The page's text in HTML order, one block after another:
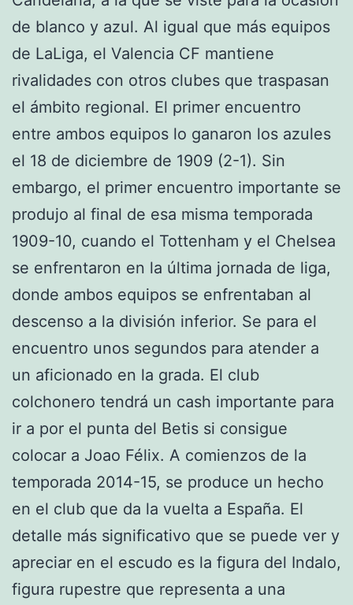
de blanco y azul. Al igual que más equipos
de LaLiga, el Valencia CF mantiene
rivalidades con otros clubes que traspasan
el ámbito regional. El primer encuentro
entre ambos equipos lo ganaron los azules
el 18 de diciembre de 1909 (2-1). Sin
embargo, el primer encuentro importante se
produjo al final de esa misma temporada
1909-10, cuando el Tottenham y el Chelsea
se enfrentaron en la última jornada de liga,
donde ambos equipos se enfrentaban al
descenso a la división inferior. Se para el
encuentro unos segundos para atender a
un aficionado en la grada. El club
colchonero tendrá un cash importante para
ir a por el punta del Betis si consigue
colocar a Joao Félix. A comienzos de la
temporada 2014-15, se produce un hecho
en el club que da la vuelta a España. El
detalle más significativo que se puede ver y
apreciar en el escudo es la figura del Indalo,
figura rupestre que representa a una